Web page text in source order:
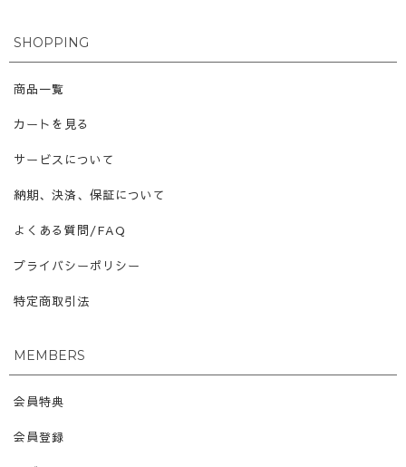
SHOPPING
商品一覧
カートを見る
サービスについて
納期、決済、保証について
よくある質問/FAQ
プライバシーポリシー
特定商取引法
MEMBERS
会員特典
会員登録